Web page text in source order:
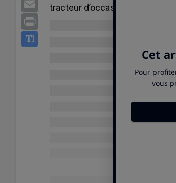
Emailtracteur d’occasion récent.